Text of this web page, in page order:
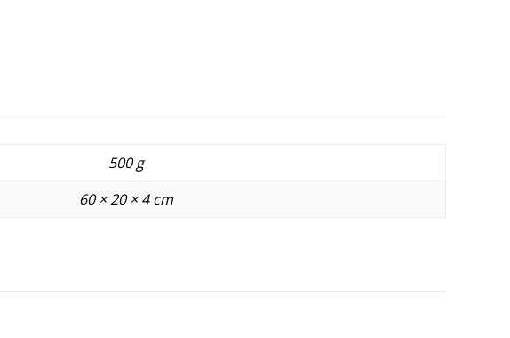
500 g
60 × 20 × 4 cm